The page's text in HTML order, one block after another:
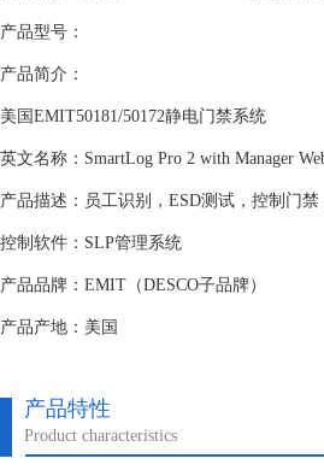
产品型号：
产品简介：
美国EMIT50181/50172静电门禁系统
英文名称：SmartLog Pro 2 with Manager
产品描述：员工识别，ESD测试，控制门
控制软件：SLP管理系统
产品品牌：EMIT（DESCO子品牌）
产品产地：美国
产品特性
Product characteristics